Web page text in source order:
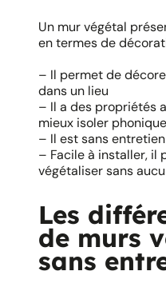
Un mur végétal
en termes de
– Il permet de
dans un lieu
– Il a des propriétés
mieux isoler
– Il est sans entretien
– Facile à installer, il
végétaliser sans
Les
de murs
sans